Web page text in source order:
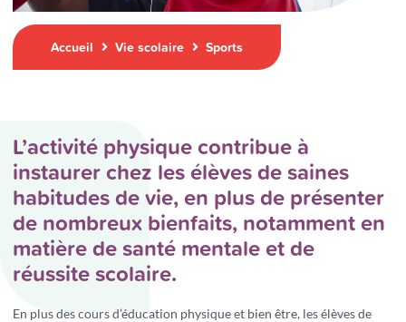
Accueil Vie scolaire Sports
L’activité physique contribue à
instaurer chez les élèves de saines
habitudes de vie, en plus de présenter
de nombreux bienfaits, notamment en
matière de santé mentale et de
réussite scolaire.
En plus des cours d’éducation physique et bien être, les élèves de